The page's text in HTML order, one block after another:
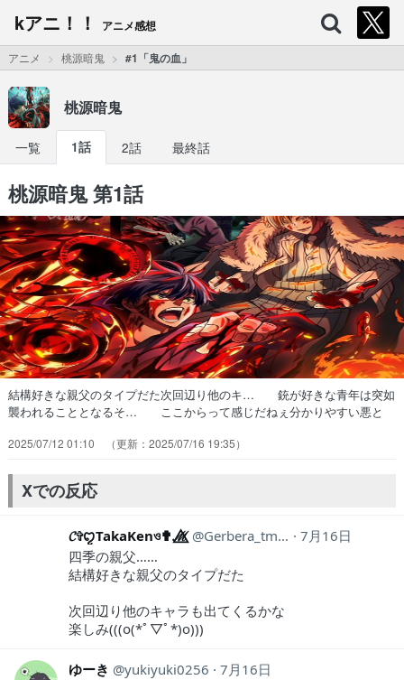
kアニ！！ アニメ感想
アニメ 桃源暗鬼 #1「鬼の血」
桃源暗鬼
一覧 1話 2話 最終話
桃源暗鬼 第1話
結構好きな親父のタイプだた次回辺り他のキ… 銃が好きな青年は突如
襲われることとなるそ… ここからって感じだねぇ分かりやすい悪と
ーンめっちゃ迫力あってすご！… 現代版の桃太郎と鬼の戦いか鬼が銃
がめっちゃ強い鬼なのね。自分にはハ… バトルカッコいいし血みどろ
の絵づくりも好… チャンピオンぽいなぁーと思って観てたらチ…
2025/07/12 01:10 2025/07/16 19:35
Xでの反応
𝓒✞ꨄ‎TakaKenও✟ℳ⃤ Gerbera_tmc_37
7月16日
四季の親父……
結構好きな親父のタイプだた
次回辺り他のキャラも出てくるかな
楽しみ(((o(*ﾟ▽ﾟ*)o)))
ゆーき yukiyuki0256
7月16日